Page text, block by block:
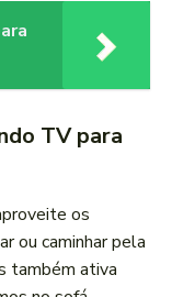
TV para
os
ou caminhar pela
também ativa